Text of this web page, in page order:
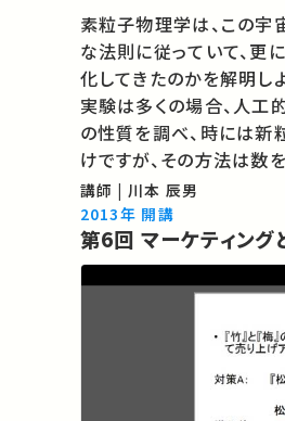
素粒子物理学は、この宇
な法則に従っていて、更
化してきたのかを解明し
実験は多くの場合、人工
の性質を調べ、時には新
けですが、その方法は数
きます。目に見えない素
べ、統計的な方法によっ
理に迫るのかを解説しま
講師 | 川本 辰男
2013年 開講
第6回 マーケティン